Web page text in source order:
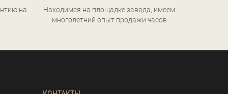
на
Находимся на площадке завода, имеем
многолетний опыт продажи часов